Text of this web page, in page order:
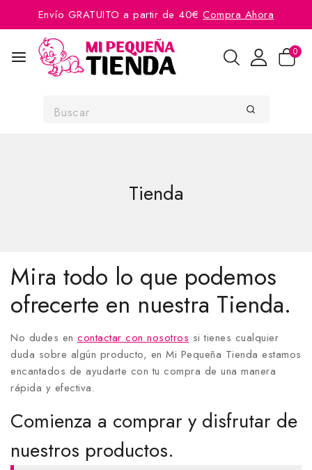
Envío GRATUITO a partir de 40€Compra Ahora
0
Tienda
Mira todo lo que podemos
ofrecerte en nuestra Tienda.
No dudes en contactar con nosotros si tienes cualquier
duda sobre algún producto, en Mi Pequeña Tienda estamos
encantados de ayudarte con tu compra de una manera
rápida y efectiva.
Comienza a comprar y disfrutar de
nuestros productos.